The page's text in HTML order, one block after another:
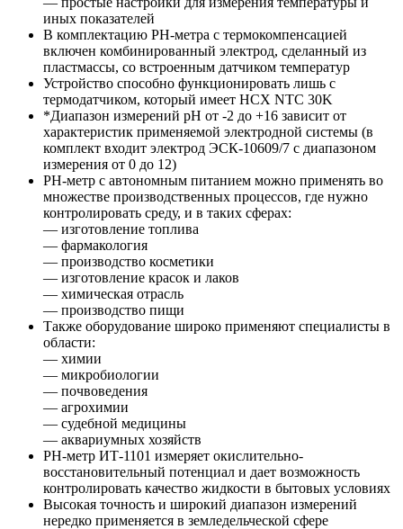
иных показателей
В комплектацию PH-метра с термокомпенсацией
включен комбинированный электрод, сделанный из
пластмассы, со встроенным датчиком температур
Устройство способно функционировать лишь с
термодатчиком, который имеет HCX NTC 30K
*Диапазон измерений pH от -2 до +16 зависит от
характеристик применяемой электродной системы (в
комплект входит электрод ЭСК-10609/7 с диапазоном
измерения от 0 до 12)
PH-метр с автономным питанием можно применять во
множестве производственных процессов, где нужно
контролировать среду, и в таких сферах:
— изготовление топлива
— фармакология
— производство косметики
— изготовление красок и лаков
— химическая отрасль
— производство пищи
Также оборудование широко применяют специалисты в
области:
— химии
— микробиологии
— почвоведения
— агрохимии
— судебной медицины
— аквариумных хозяйств
PН-метр ИТ-1101 измеряет окислительно-
восстановительный потенциал и дает возможность
контролировать качество жидкости в бытовых условиях
Высокая точность и широкий диапазон измерений
нередко применяется в земледельческой сфере